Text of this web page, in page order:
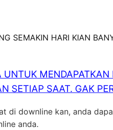
SEMAKIN HARI KIAN
MENDAPATKAN
SETIAP SAAT. GAK
di downline kan, anda
anda.